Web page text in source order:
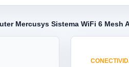
Mercusys Sistema WiFi 6 Mesh